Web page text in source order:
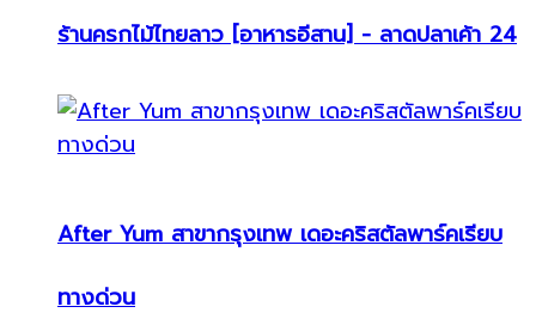
ร้านครกไม้ไทยลาว [อาหารอีสาน] - ลาดปลาเค้า 24
After Yum สาขากรุงเทพ เดอะคริสตัลพาร์คเรียบ
ทางด่วน